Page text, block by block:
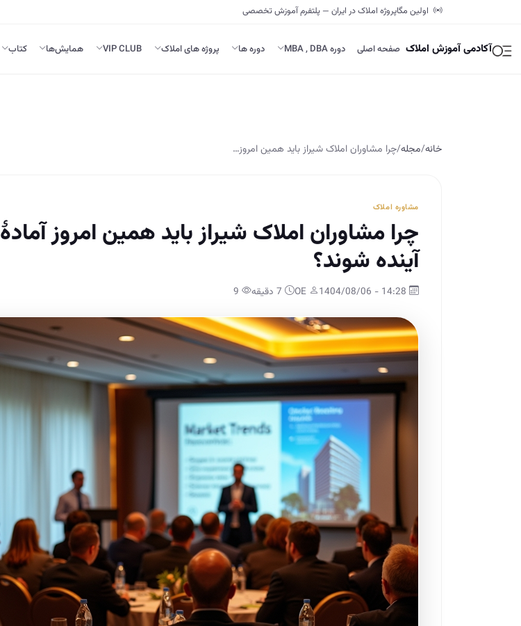
اولین مگاپروژه املاک در ایران — پلتفرم آموزش تخصصی
آکادمی آموزش املاک صفحه اصلی دوره MBA , DBA دوره ها پروژه های املاک VIP CLUB همایش‌ها کتاب
خانه/مجله/چرا مشاوران املاک شیراز باید همین امروز…
مشاوره املاک
چرا مشاوران املاک شیراز باید همین امروز آمادهٔ
آینده شوند؟